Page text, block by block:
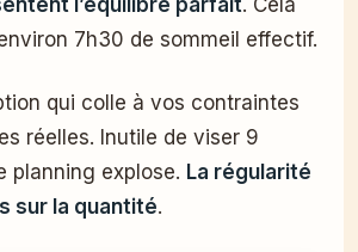
7h30 de sommeil effectif.
qui colle à vos contraintes
réelles. Inutile de viser 9
planning explose. La régularité
sur la quantité.